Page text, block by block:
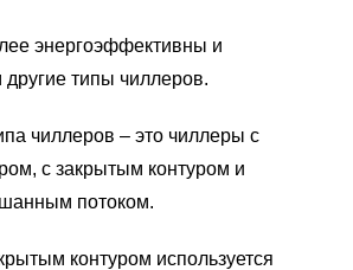
энергоэффективны и
другие типы чиллеров.
чиллеров – это чиллеры с
с закрытым контуром и
потоком.
контуром используется